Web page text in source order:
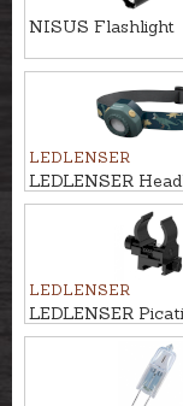
NISUS Flashlight
LEDLENSER
LEDLENSER
KIDLED4R
LEDLENSER
LEDLENSER
TFX